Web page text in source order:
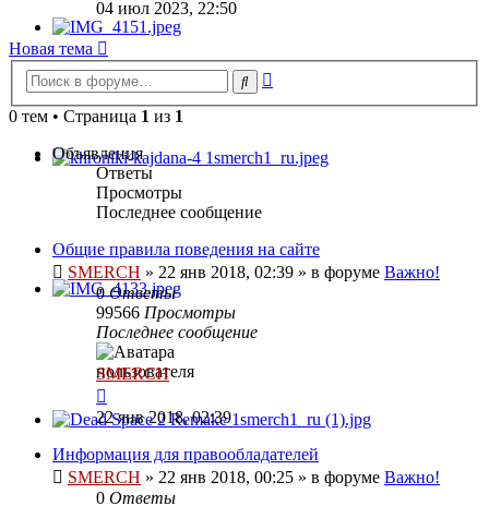
последнему
сообщению
04 июл 2023, 22:50
Новая тема
Поиск
0 тем • Страница 1 из 1
Объявления
Ответы
Просмотры
Последнее сообщение
Общие правила поведения на сайте
SMERCH » 22 янв 2018, 02:39 » в форуме Важно!
0Ответы
99566 Просмотры
Последнее сообщение
SMERCH
22 янв 2018, 02:39
Информация для правообладателей
SMERCH » 22 янв 2018, 00:25 » в форуме Важно!
0 Ответы